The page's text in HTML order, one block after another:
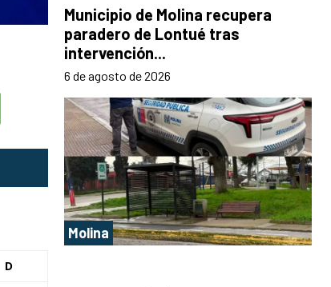
D
Municipio de Molina recupera
paradero de Lontué tras
intervención...
6 de agosto de 2026
Molina